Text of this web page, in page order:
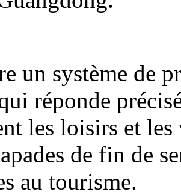
un système de
réponde
les loisirs et
de fin de
au tourisme.